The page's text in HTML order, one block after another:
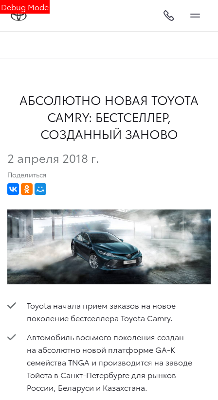
Debug Mode
АБСОЛЮТНО НОВАЯ TOYOTA
CAMRY: БЕСТСЕЛЛЕР,
СОЗДАННЫЙ ЗАНОВО
2 апреля 2018 г.
Поделиться
Toyota начала прием заказов на новое
поколение бестселлера Toyota Camry.
Автомобиль восьмого поколения создан
на абсолютно новой платформе GA-K
семейства TNGA и производится на заводе
Тойота в Санкт-Петербурге для рынков
России, Беларуси и Казахстана.